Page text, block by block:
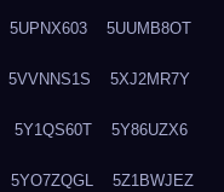
5UPNX603 5UUMB8OT
5VVNNS1S 5XJ2MR7Y
5Y1QS60T 5Y86UZX6
5YO7ZQGL 5Z1BWJEZ